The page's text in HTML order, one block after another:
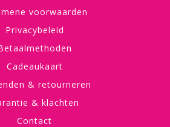
voorwaarden
Privacybeleid
Cadeaukaart
& retourneren
& klachten
Contact